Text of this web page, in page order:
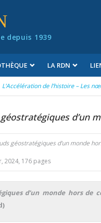
depuis 1939
LA RDN
L’Accélération de l’histoire – Les
d’un
géostratégiques d’un monde
2024, 176 pages
d’un monde hors de